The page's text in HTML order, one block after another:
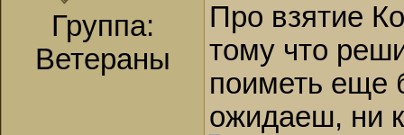
Группа:
Ветераны
Про взятие
тому что
поиметь еще
ожидаеш, ни